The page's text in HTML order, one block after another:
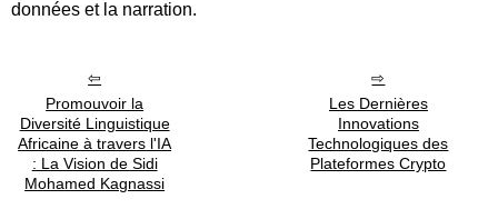
données et la narration.
Promouvoir la
Diversité Linguistique
Africaine à travers l'IA
: La Vision de Sidi
Mohamed Kagnassi
Les Dernières
Innovations
Technologiques des
Plateformes Crypto